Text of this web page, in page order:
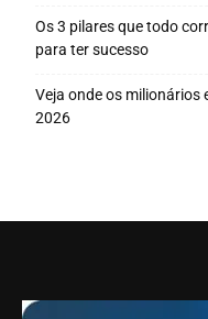
Os 3 pilares que todo
para ter sucesso
Veja onde os milionários
2026